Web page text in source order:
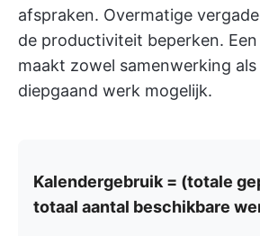
afspraken. Overmatige
de productiviteit beperken. Een
maakt zowel samenwerking
diepgaand werk mogelijk.
Kalendergebruik = (totale
totaal aantal beschikbare